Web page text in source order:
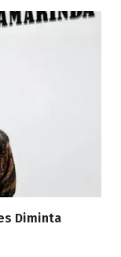
Diminta